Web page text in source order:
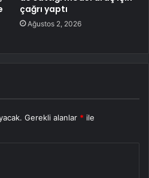
çağrı yaptı
Ağustos 2, 2026
Gerekli alanlar * ile